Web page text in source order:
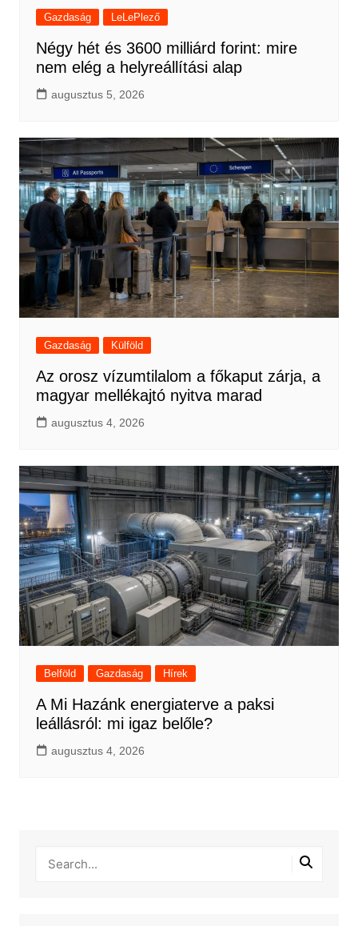
Gazdaság LeLePlező
Négy hét és 3600 milliárd forint: mire
nem elég a helyreállítási alap
augusztus 5, 2026
Gazdaság Külföld
Az orosz vízumtilalom a főkaput zárja, a
magyar mellékajtó nyitva marad
augusztus 4, 2026
Belföld Gazdaság Hírek
A Mi Hazánk energiaterve a paksi
leállásról: mi igaz belőle?
augusztus 4, 2026